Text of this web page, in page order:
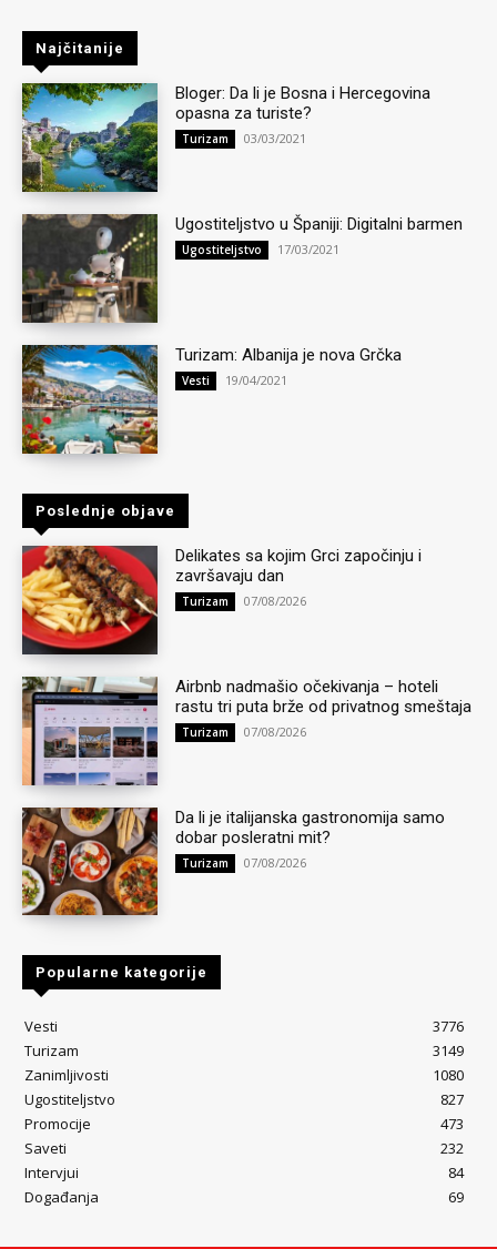
Najčitanije
Bloger: Da li je Bosna i Hercegovina
opasna za turiste?
Turizam 03/03/2021
Ugostiteljstvo u Španiji: Digitalni barmen
Ugostiteljstvo 17/03/2021
Turizam: Albanija je nova Grčka
Vesti 19/04/2021
Poslednje objave
Delikates sa kojim Grci započinju i
završavaju dan
Turizam 07/08/2026
Airbnb nadmašio očekivanja – hoteli
rastu tri puta brže od privatnog smeštaja
Turizam 07/08/2026
Da li je italijanska gastronomija samo
dobar posleratni mit?
Turizam 07/08/2026
Popularne kategorije
Vesti
3776
Turizam
3149
Zanimljivosti
1080
Ugostiteljstvo
827
Promocije
473
Saveti
232
Intervjui
84
Događanja
69